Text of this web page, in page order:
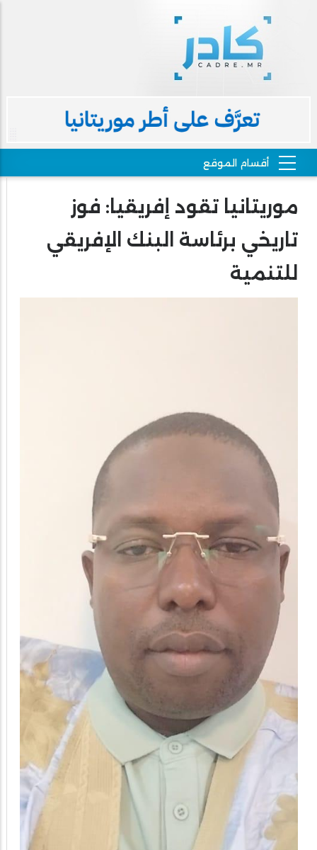
موريتانيا تقود إفريقيا: فوز
تاريخي برئاسة البنك الإفريقي
للتنمية